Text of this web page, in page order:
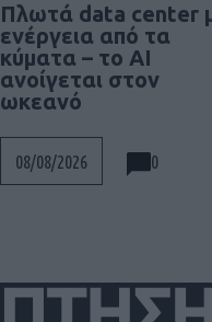
Πλωτά data center
ενέργεια από τα
κύματα – το AI
ανοίγεται στον
ωκεανό
08/08/2026 0